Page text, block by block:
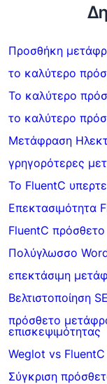
Προσθήκη
το καλύτερο
Το καλύτερο
το καλύτερο
Μετάφραση
γρηγορότερες
Το FluentC
Επεκτασιμότητα
FluentC
Πολύγλωσσο
επεκτάσιμη
Βελτιστοποίηση
πρόσθετο
επισκεψιμότητας
Weglot vs FluentC
Σύγκριση